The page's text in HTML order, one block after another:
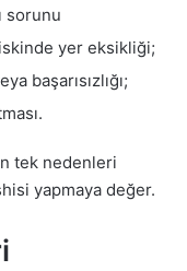
sorunu
yer eksikliği;
başarısızlığı;
tek nedenleri
yapmaya değer.